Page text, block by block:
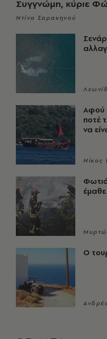
Συγγνώμη, κύριε
Ντίνα Σαρακηνού
Αφού
ποτέ
να
Νίκος
έμαθε
Ο